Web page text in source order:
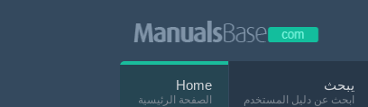
Home
الصفحة الرئيسية
يبحث
ابحث عن دليل المستخدم